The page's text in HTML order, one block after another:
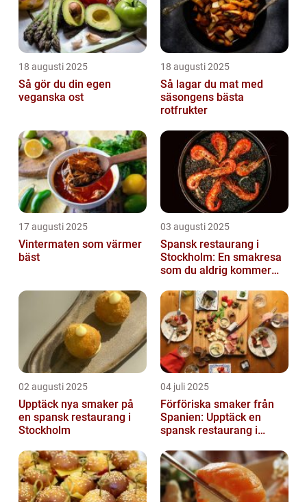
18 augusti 2025
Så gör du din egen
veganska ost
18 augusti 2025
Så lagar du mat med
säsongens bästa
rotfrukter
17 augusti 2025
Vintermaten som värmer
bäst
03 augusti 2025
Spansk restaurang i
Stockholm: En smakresa
som du aldrig kommer
02 augusti 2025
Upptäck nya smaker på
en spansk restaurang i
Stockholm
04 juli 2025
Förföriska smaker från
Spanien: Upptäck en
spansk restaurang i